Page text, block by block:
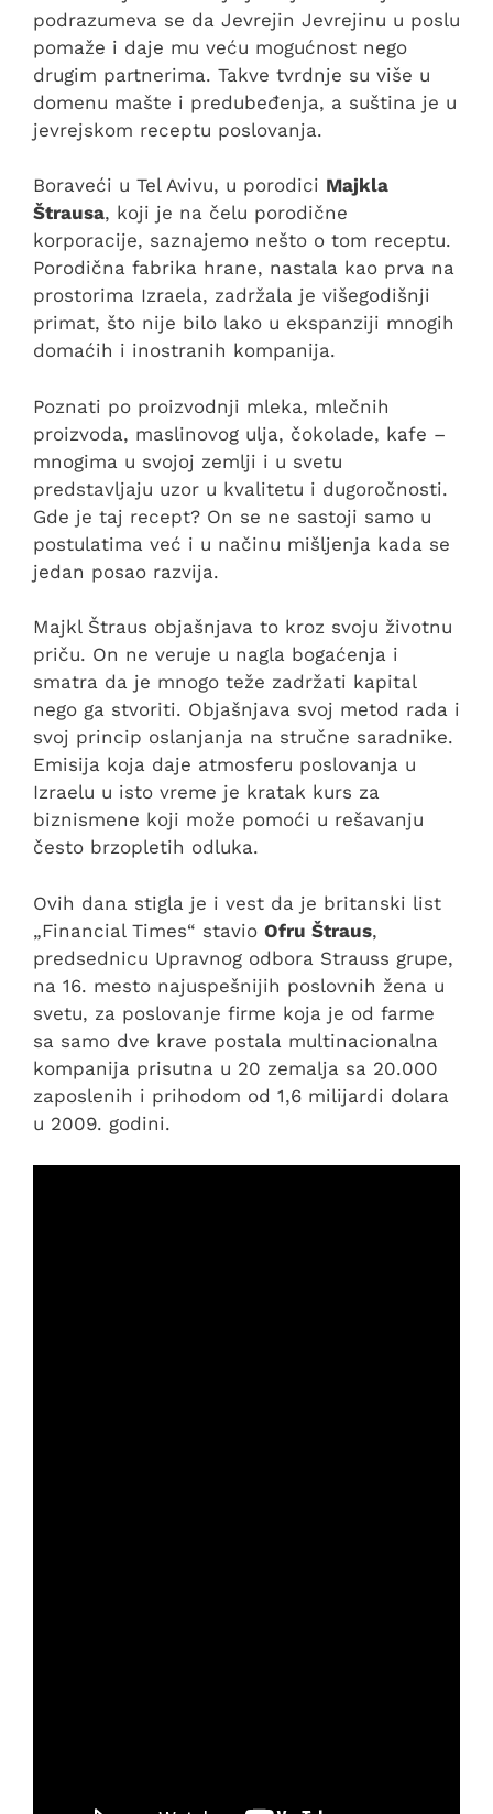
podrazumeva se da Jevrejin Jevrejinu u poslu
pomaže i daje mu veću mogućnost nego
drugim partnerima. Takve tvrdnje su više u
domenu mašte i predubeđenja, a suština je u
jevrejskom receptu poslovanja.
Boraveći u Tel Avivu, u porodici Majkla
Štrausa, koji je na čelu porodične
korporacije, saznajemo nešto o tom receptu.
Porodična fabrika hrane, nastala kao prva na
prostorima Izraela, zadržala je višegodišnji
primat, što nije bilo lako u ekspanziji mnogih
domaćih i inostranih kompanija.
Poznati po proizvodnji mleka, mlečnih
proizvoda, maslinovog ulja, čokolade, kafe –
mnogima u svojoj zemlji i u svetu
predstavljaju uzor u kvalitetu i dugoročnosti.
Gde je taj recept? On se ne sastoji samo u
postulatima već i u načinu mišljenja kada se
jedan posao razvija.
Majkl Štraus objašnjava to kroz svoju životnu
priču. On ne veruje u nagla bogaćenja i
smatra da je mnogo teže zadržati kapital
nego ga stvoriti. Objašnjava svoj metod rada i
svoj princip oslanjanja na stručne saradnike.
Emisija koja daje atmosferu poslovanja u
Izraelu u isto vreme je kratak kurs za
biznismene koji može pomoći u rešavanju
često brzopletih odluka.
Ovih dana stigla je i vest da je britanski list
„Financial Times“ stavio Ofru Štraus,
predsednicu Upravnog odbora Strauss grupe,
na 16. mesto najuspešnijih poslovnih žena u
svetu, za poslovanje firme koja je od farme
sa samo dve krave postala multinacionalna
kompanija prisutna u 20 zemalja sa 20.000
zaposlenih i prihodom od 1,6 milijardi dolara
u 2009. godini.